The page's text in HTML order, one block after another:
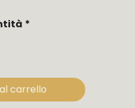
calmante su bambini e
quindi il colore, la forma
e differire dall'immagine
*
carrello